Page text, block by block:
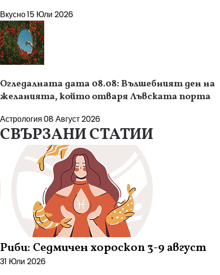
Вкусно15 Юли 2026
Огледалната дата 08.08: Вълшебният ден на
желанията, който отваря Лъвската порта
Астрология08 Август 2026
СВЪРЗАНИ СТАТИИ
Риби: Седмичен хороскоп 3-9 август
31 Юли 2026